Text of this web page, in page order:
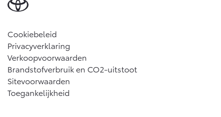
Cookiebeleid
Privacyverklaring
Verkoopvoorwaarden
Brandstofverbruik en CO2-uitstoot
Sitevoorwaarden
Toegankelijkheid